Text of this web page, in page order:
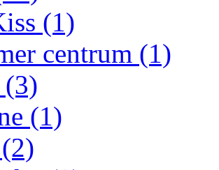
(1)
centrum (1)
(3)
(1)
(2)